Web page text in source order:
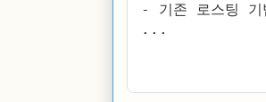
- 기존 로스팅 기
...